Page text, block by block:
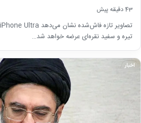
43 دقیقه پیش
تیره و سفید نقره‌ای عرضه خواهد شد…
اخبار